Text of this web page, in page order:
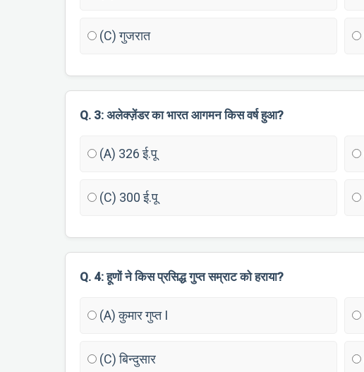
(C) गुजरात
Q. 3: अलेक्ज़ेंडर का भारत आगमन किस वर्ष हुआ?
(A) 326 ई.पू
(C) 300 ई.पू
Q. 4: हूणों ने किस प्रसिद्ध गुप्त सम्राट को हराया?
(A) कुमार गुप्त I
(C) बिन्दुसार